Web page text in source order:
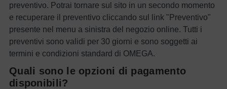
preventivo. Potrai tornare sul sito in un secondo momento
e recuperare il preventivo cliccando sul link "Preventivo"
presente nel menu a sinistra del negozio online. Tutti i
preventivi sono validi per 30 giorni e sono soggetti ai
termini e condizioni standard di OMEGA.
Quali sono le opzioni di pagamento
disponibili?